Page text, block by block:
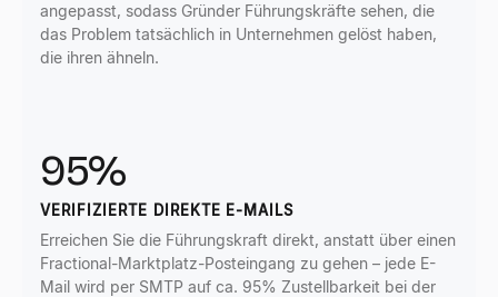
angepasst, sodass Gründer Führungskräfte sehen, die
das Problem tatsächlich in Unternehmen gelöst haben,
die ihren ähneln.
95%
VERIFIZIERTE DIREKTE E-MAILS
Erreichen Sie die Führungskraft direkt, anstatt über einen
Fractional-Marktplatz-Posteingang zu gehen – jede E-
Mail wird per SMTP auf ca. 95% Zustellbarkeit bei der